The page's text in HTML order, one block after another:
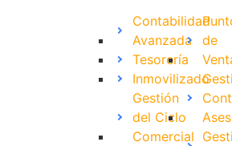
Contabilidad
Avanzada
Tesorería
Inmovilizado
Gestión
del Ciclo
Comercial
de